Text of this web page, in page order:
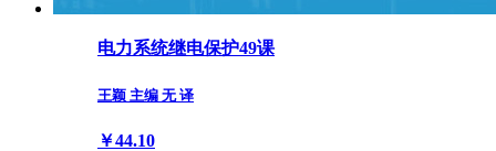
电力系统继电保护49课
王颖 主编 无 译
￥44.10